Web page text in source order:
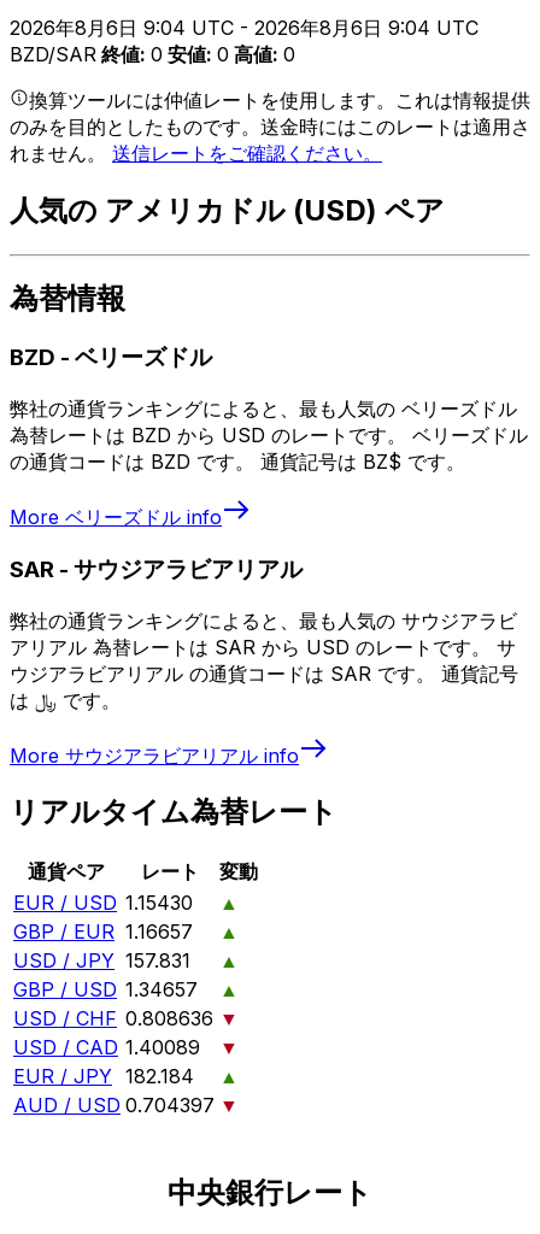
2026年8月6日 9:04 UTC - 2026年8月6日 9:04 UTC
BZD/SAR 終値: 0 安値: 0 高値: 0
換算ツールには仲値レートを使用します。これは情報提供
のみを目的としたものです。送金時にはこのレートは適用さ
れません。 送信レートをご確認ください。
人気の アメリカドル (USD) ペア
為替情報
BZD - ベリーズドル
弊社の通貨ランキングによると、最も人気の ベリーズドル
為替レートは BZD から USD のレートです。 ベリーズドル
の通貨コードは BZD です。 通貨記号は BZ$ です。
More ベリーズドル info
SAR - サウジアラビアリアル
弊社の通貨ランキングによると、最も人気の サウジアラビ
アリアル 為替レートは SAR から USD のレートです。 サ
ウジアラビアリアル の通貨コードは SAR です。 通貨記号
は ﷼ です。
More サウジアラビアリアル info
リアルタイム為替レート
通貨ペア レート
変動
EUR / USD 1.15430
▲
GBP / EUR 1.16657
▲
USD / JPY 157.831
▲
GBP / USD 1.34657
▲
USD / CHF 0.808636 ▼
USD / CAD 1.40089
▼
EUR / JPY 182.184
▲
AUD / USD 0.704397 ▼
中央銀行レート